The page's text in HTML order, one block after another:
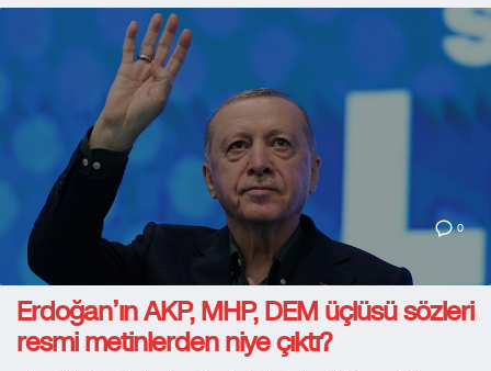
0
Erdoğan’ın AKP, MHP, DEM üçlüsü sözleri
resmi metinlerden niye çıktı?